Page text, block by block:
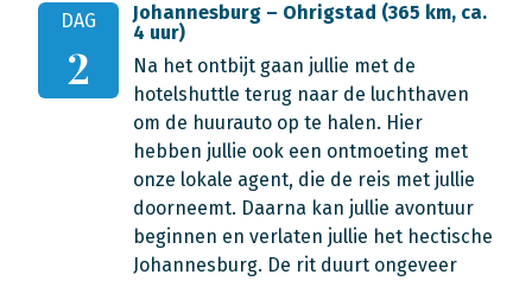
DAG
2
Johannesburg – Ohrigstad (365 km, ca.
4 uur)
Na het ontbijt gaan jullie met de
hotelshuttle terug naar de luchthaven
om de huurauto op te halen. Hier
hebben jullie ook een ontmoeting met
onze lokale agent, die de reis met jullie
doorneemt. Daarna kan jullie avontuur
beginnen en verlaten jullie het hectische
Johannesburg. De rit duurt ongeveer